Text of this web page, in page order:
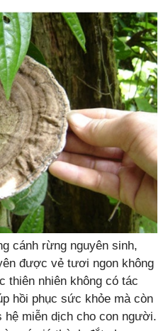
cánh rừng nguyên sinh,
được vẻ tươi ngon không
thiên nhiên không có tác
hồi phục sức khỏe mà còn
miễn dịch cho con người.